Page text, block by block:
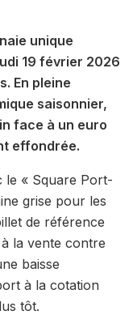
unique
19 février 2026
En pleine
saisonnier,
face à un euro
effondrée.
le « Square Port-
grise pour les
de référence
à la vente contre
baisse
à la cotation
tôt.